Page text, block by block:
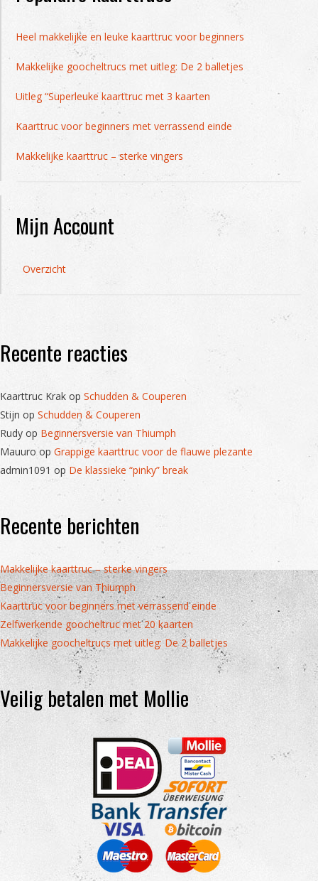
Heel makkelijke en leuke kaarttruc voor beginners
Makkelijke goocheltrucs met uitleg: De 2 balletjes
Uitleg “Superleuke kaarttruc met 3 kaarten
Kaarttruc voor beginners met verrassend einde
Makkelijke kaarttruc – sterke vingers
Mijn Account
Overzicht
Recente reacties
Kaarttruc Krak op Schudden & Couperen
Stijn op Schudden & Couperen
Rudy op Beginnersversie van Thiumph
Mauuroop Grappige kaarttruc voor de flauwe plezante
admin1091 op De klassieke “pinky” break
Recente berichten
Makkelijke kaarttruc – sterke vingers
Beginnersversie van Thiumph
Kaarttruc voor beginners met verrassend einde
Zelfwerkende goocheltruc met 20 kaarten
Makkelijke goocheltrucs met uitleg: De 2 balletjes
Veilig betalen met Mollie